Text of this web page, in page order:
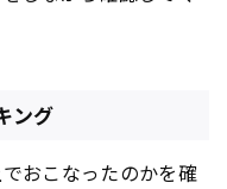
ング
おこなったのかを確